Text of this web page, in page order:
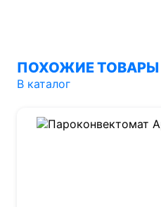
ПОХОЖИЕ ТОВАРЫ
В каталог